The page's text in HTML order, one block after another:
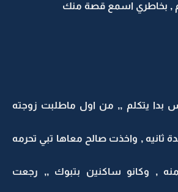
, بخاطري اسمع قصة منك
بدا يتكلم ,, من اول ماطلبت زوجته
ثانيه , واخذت صالح معاها تبي تحرمه
, وكانو ساكنين بتبوك ,, رجعت